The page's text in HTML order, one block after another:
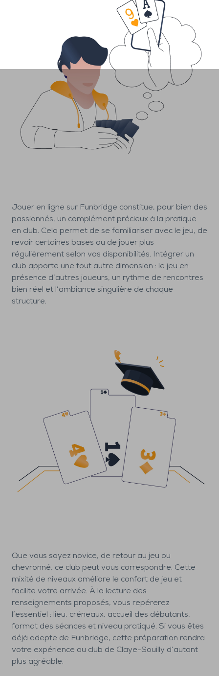
Jouer en ligne sur Funbridge constitue, pour bien des
passionnés, un complément précieux à la pratique
en club. Cela permet de se familiariser avec le jeu, de
revoir certaines bases ou de jouer plus
régulièrement selon vos disponibilités. Intégrer un
club apporte une tout autre dimension : le jeu en
présence d’autres joueurs, un rythme de rencontres
bien réel et l’ambiance singulière de chaque
structure.
Que vous soyez novice, de retour au jeu ou
chevronné, ce club peut vous correspondre. Cette
mixité de niveaux améliore le confort de jeu et
facilite votre arrivée. À la lecture des
renseignements proposés, vous repérerez
l’essentiel : lieu, créneaux, accueil des débutants,
format des séances et niveau pratiqué. Si vous êtes
déjà adepte de Funbridge, cette préparation rendra
votre expérience au club de Claye-Souilly d’autant
plus agréable.